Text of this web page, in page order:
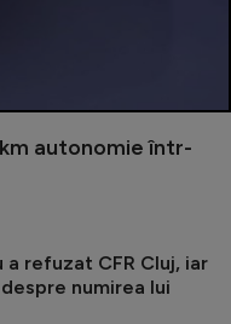
autonomie într-
a refuzat CFR Cluj, iar
numirea lui